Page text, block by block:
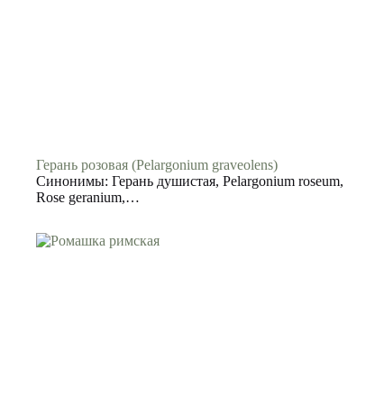
Герань розовая (Pelargonium graveolens)
Синонимы: Герань душистая, Pelargonium roseum,
Rose geranium,…